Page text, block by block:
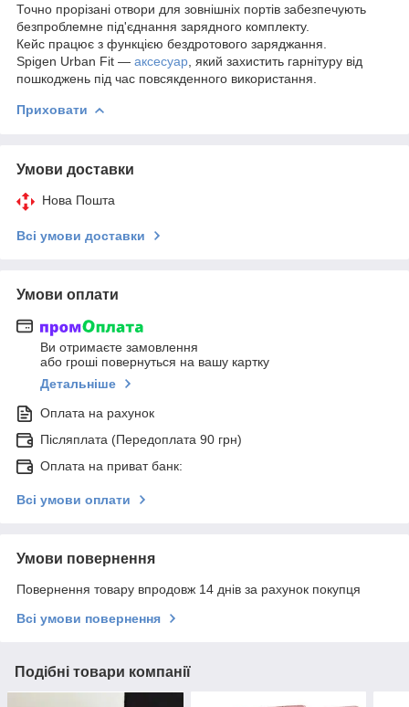
Точно прорізані отвори для зовнішніх портів забезпечують
безпроблемне під'єднання зарядного комплекту.
Кейс працює з функцією бездротового заряджання.
Spigen Urban Fit — аксесуар , який захистить гарнітуру від
пошкоджень під час повсякденного використання.
Приховати
Умови доставки
Нова Пошта
Всі умови доставки
Умови оплати
Ви отримаєте замовлення
або гроші повернуться на вашу картку
Детальніше
Оплата на рахунок
Післяплата (Передоплата 90 грн)
Оплата на приват банк:
Всі умови оплати
Умови повернення
Повернення товару впродовж 14 днів за рахунок покупця
Всі умови повернення
Подібні товари компанії